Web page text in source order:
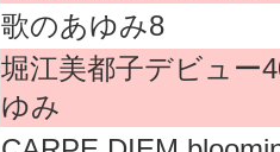
歌のあゆみ8
堀江美都子デビュー
ゆみ